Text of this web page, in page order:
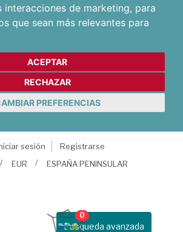
interacciones de marketing, para
que sean más relevantes para
ACEPTAR
RECHAZAR
PREFERENCIAS
sesión
Registrarse
EUR ESPAÑA PENINSULAR
Busqueda avanzada
0